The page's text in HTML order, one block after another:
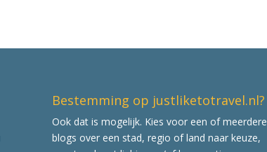
Bestemming op justliketotravel.nl?
Ook dat is mogelijk. Kies voor een of meerdere
blogs over een stad, regio of land naar keuze,